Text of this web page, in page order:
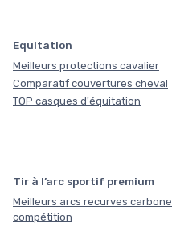
Equitation
Meilleurs protections cavalier
Comparatif couvertures cheval
TOP casques d'équitation
Tir à l’arc sportif premium
Meilleurs arcs recurves carbone
compétition